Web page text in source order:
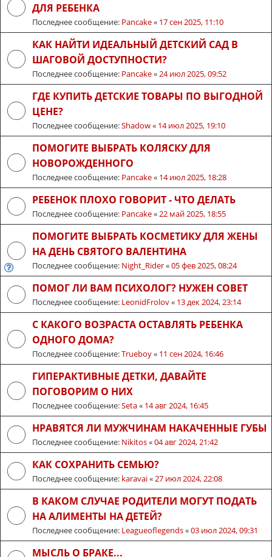
ДЛЯ РЕБЕНКА
Последнее сообщение: Pancake« 17 сен 2025, 11:10
КАК НАЙТИ ИДЕАЛЬНЫЙ ДЕТСКИЙ САД В
ШАГОВОЙ ДОСТУПНОСТИ?
Последнее сообщение: Pancake« 24 июл 2025, 09:52
ГДЕ КУПИТЬ ДЕТСКИЕ ТОВАРЫ ПО ВЫГОДНОЙ
ЦЕНЕ?
Последнее сообщение:Shadow« 14 июл 2025, 19:10
ПОМОГИТЕ ВЫБРАТЬ КОЛЯСКУ ДЛЯ
НОВОРОЖДЕННОГО
Последнее сообщение: Pancake« 14 июл 2025, 18:28
РЕБЕНОК ПЛОХО ГОВОРИТ - ЧТО ДЕЛАТЬ
Последнее сообщение: Pancake« 22 май 2025, 18:55
ПОМОГИТЕ ВЫБРАТЬ КОСМЕТИКУ ДЛЯ ЖЕНЫ
НА ДЕНЬ СВЯТОГО ВАЛЕНТИНА
Последнее сообщение: Night_Rider«05 фев 2025, 08:24
ПОМОГ ЛИ ВАМ ПСИХОЛОГ? НУЖЕН СОВЕТ
Последнее сообщение: LeonidFrolov« 13 дек 2024, 23:14
С КАКОГО ВОЗРАСТА ОСТАВЛЯТЬ РЕБЕНКА
ОДНОГО ДОМА?
Последнее сообщение:Trueboy« 11 сен 2024, 16:46
ГИПЕРАКТИВНЫЕ ДЕТКИ, ДАВАЙТЕ
ПОГОВОРИМ О НИХ
Последнее сообщение:Seta« 14 авг 2024, 16:45
НРАВЯТСЯ ЛИ МУЖЧИНАМ НАКАЧЕННЫЕ ГУБЫ
Последнее сообщение: Nikitos«04 авг 2024, 21:42
КАК СОХРАНИТЬ СЕМЬЮ?
Последнее сообщение: karavai« 27 июл 2024, 22:08
В КАКОМ СЛУЧАЕ РОДИТЕЛИ МОГУТ ПОДАТЬ
НА АЛИМЕНТЫ НА ДЕТЕЙ?
Последнее сообщение: Leagueoflegends«03 июл 2024, 09:31
МЫСЛЬ О БРАКЕ...